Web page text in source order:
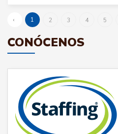
‹ 1 2 3 4 5
CONÓCENOS